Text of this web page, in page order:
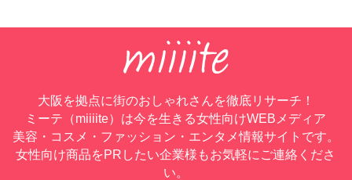
大阪を拠点に街のおしゃれさんを徹底リサーチ！
ミーテ（miiiite）は今を生きる女性向けWEBメディア
美容・コスメ・ファッション・エンタメ情報サイトです。
女性向け商品をPRしたい企業様もお気軽にご連絡くださ
い。